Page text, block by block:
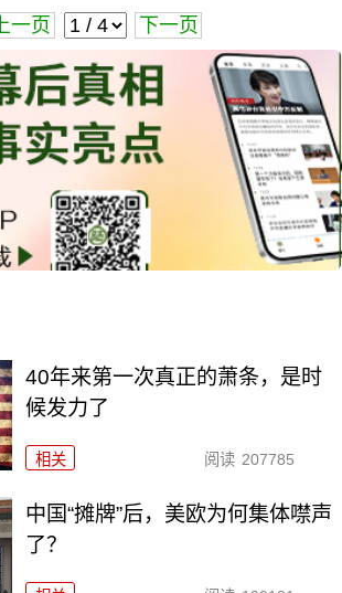
上一页 下一页
40年来第一次真正的萧条，是时
候发力了
相关 阅读 207785
中国“摊牌”后，美欧为何集体噤声
了？